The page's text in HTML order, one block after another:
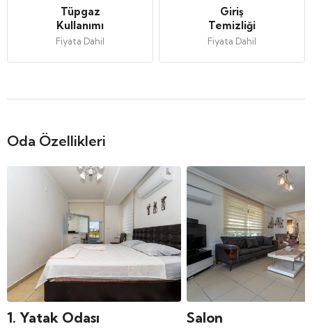
Tüpgaz
Kullanımı
Fiyata Dahil
Giriş
Temizliği
Fiyata Dahil
Oda Özellikleri
1. Yatak Odası Salon